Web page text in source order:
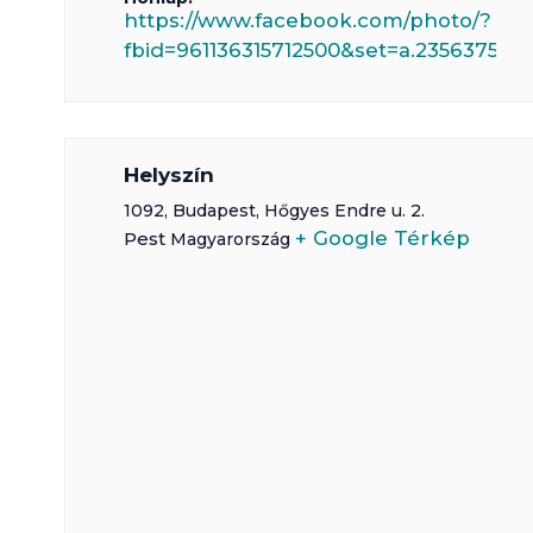
https://www.facebook.com/photo/?
Helyszín
1092, Budapest, Hőgyes Endre u. 2.
Pest Magyarország + Google Térkép